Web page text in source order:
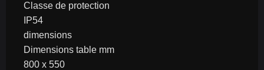
Classe de protection
IP54
dimensions
Dimensions table mm
800 x 550